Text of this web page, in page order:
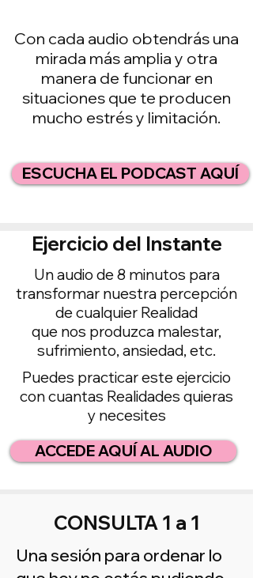
Con cada audio obtendrás una
mirada más amplia y otra
manera de funcionar en
situaciones que te producen
mucho estrés y limitación.
ESCUCHA EL PODCAST AQUÍ
Ejercicio del Instante
Un audio de 8 minutos para
transformar nuestra percepción
de cualquier Realidad
que nos produzca malestar,
sufrimiento, ansiedad, etc.
Puedes practicar este ejercicio
con cuantas Realidades quieras
y necesites
ACCEDE AQUÍ AL AUDIO
CONSULTA 1 a 1
Una sesión para ordenar lo